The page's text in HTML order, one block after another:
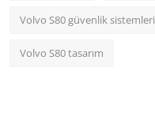
Volvo S80 güvenlik sistemleri
Volvo S80 tasarım